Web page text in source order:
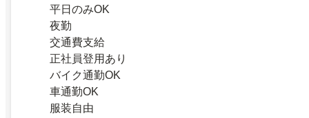
平日のみOK
夜勤
交通費支給
正社員登用あり
バイク通勤OK
車通勤OK
服装自由